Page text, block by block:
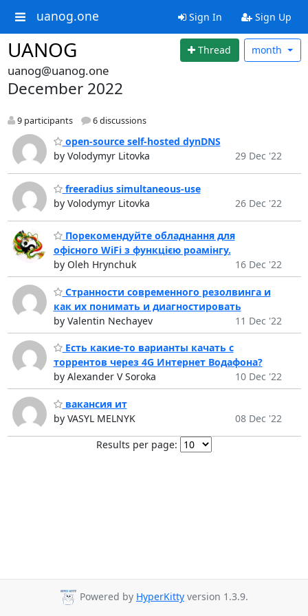
uanog.one Sign In Sign Up
UANOG Thread month
uanog@uanog.one
December 2022
9 participants 6 discussions
open-source self-hosted dynDNS
by Volodymyr Litovka
29 Dec '22
freeradius simultaneous-use
by Volodymyr Litovka
26 Dec '22
Порекомендуйте обладнання для
офісного WiFi з функцією роамінгу.
by Oleh Hrynchuk
16 Dec '22
Странности современного резолвинга и
как их понимать и диагностировать
by Valentin Nechayev
11 Dec '22
Есть какие-то варианты качать с
торрентов через 4G Интернет Водафона?
by Alexander V Soroka
10 Dec '22
вакансия ит
by VASYL MELNYK
08 Dec '22
Results per page:
Powered by HyperKitty version 1.3.9.